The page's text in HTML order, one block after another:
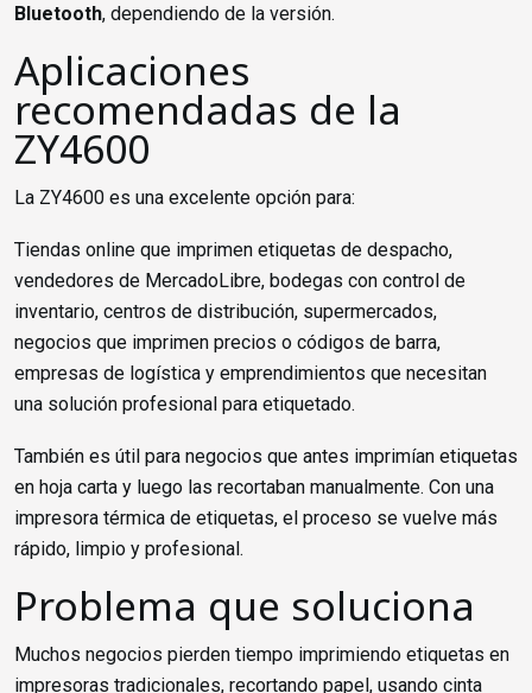
Bluetooth, dependiendo de la versión.
Aplicaciones
recomendadas de la
ZY4600
La ZY4600 es una excelente opción para:
Tiendas online que imprimen etiquetas de despacho,
vendedores de MercadoLibre, bodegas con control de
inventario, centros de distribución, supermercados,
negocios que imprimen precios o códigos de barra,
empresas de logística y emprendimientos que necesitan
una solución profesional para etiquetado.
También es útil para negocios que antes imprimían etiquetas
en hoja carta y luego las recortaban manualmente. Con una
impresora térmica de etiquetas, el proceso se vuelve más
rápido, limpio y profesional.
Problema que soluciona
Muchos negocios pierden tiempo imprimiendo etiquetas en
impresoras tradicionales, recortando papel, usando cinta